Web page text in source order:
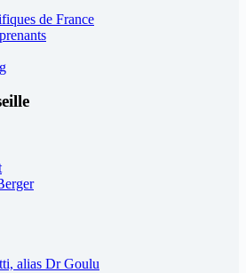
de France
alias Dr Goulu